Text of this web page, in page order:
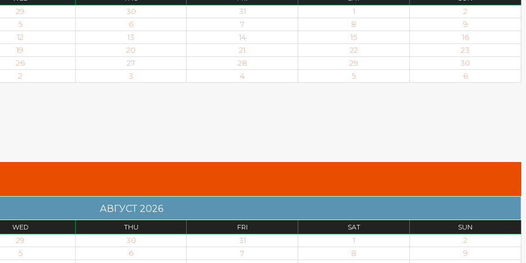
29 30 31 1
2
5 6 7 8
9
12 13 14 15
16
19 20 21 22
23
26 27 28 29
30
2 3 4 5 6
АВГУСТ 2026
WED THU FRI SAT SUN
29 30 31 1
2
5 6 7 8
9